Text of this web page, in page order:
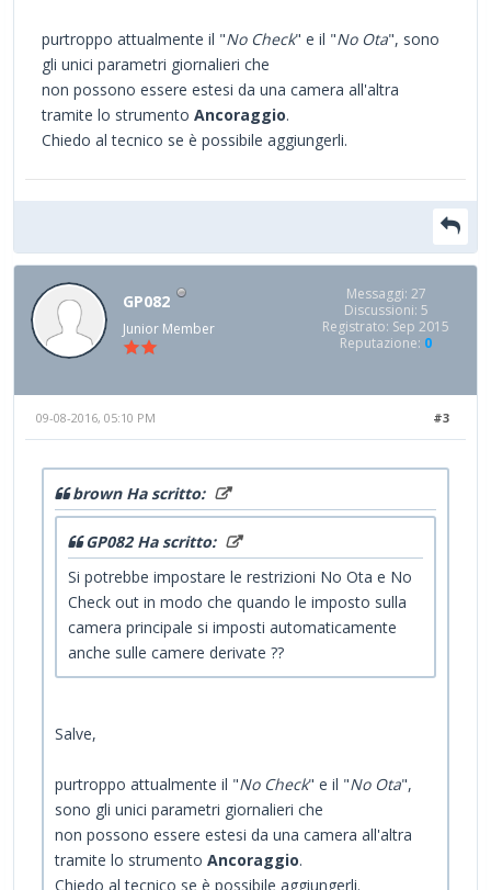
purtroppo attualmente il "No Check" e il "No Ota", sono
gli unici parametri giornalieri che
non possono essere estesi da una camera all'altra
tramite lo strumento Ancoraggio.
Chiedo al tecnico se è possibile aggiungerli.
GP082
Junior Member
Messaggi: 27
Discussioni: 5
Registrato: Sep 2015
Reputazione: 0
#3
09-08-2016, 05:10 PM
brown Ha scritto:
GP082 Ha scritto:
Si potrebbe impostare le restrizioni No Ota e No
Check out in modo che quando le imposto sulla
camera principale si imposti automaticamente
anche sulle camere derivate ??
Salve,
purtroppo attualmente il "No Check" e il "No Ota",
sono gli unici parametri giornalieri che
non possono essere estesi da una camera all'altra
tramite lo strumento Ancoraggio.
Chiedo al tecnico se è possibile aggiungerli.